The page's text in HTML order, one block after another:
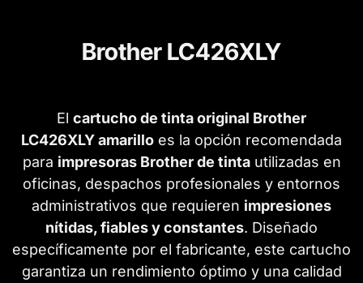
Brother LC426XLY
El cartucho de tinta original Brother
LC426XLY amarillo es la opción recomendada
para impresoras Brother de tintautilizadas en
oficinas, despachos profesionales y entornos
administrativos que requieren impresiones
nítidas, fiables y constantes. Diseñado
específicamente por el fabricante, este cartucho
garantiza un rendimiento óptimo y una calidad